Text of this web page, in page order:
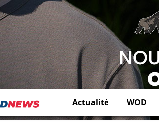
Actualité WOD